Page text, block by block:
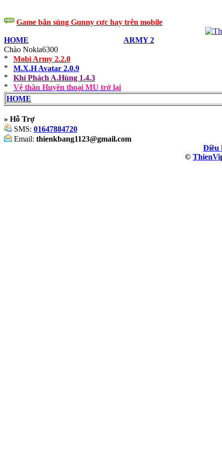
Game bắn súng Gunny cực hay trên mobile
HOME
ARMY 2
Chào Nokia6300
Mobi Army 2.2.0
M.X.H Avatar 2.0.9
Khí Phách A.Hùng 1.4.3
Vệ thần Huyền thoại MU trở lại
HOME
» Hỗ Trợ
SMS: 01647884720
Email: thienkbang1123@gmail.com
Điều
©